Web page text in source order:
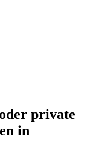
private
in